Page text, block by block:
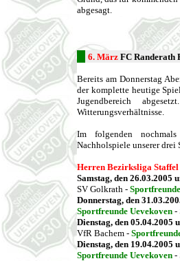
abgesagt.
6. März FC Randerath
Bereits am Donnerstag
der komplette heutige
Jugendbereich
Witterungsverhältnisse.
Im folgenden
Nachholspiele unserer drei
Herren Bezirksliga Staffel
Samstag, den 26.03.2005
SV Golkrath -
Donnerstag, den
Sportfreunde Uevekoven -
Dienstag, den 05.04.2005
VfR Bachem -
Dienstag, den 19.04.2005
Sportfreunde Uevekoven -